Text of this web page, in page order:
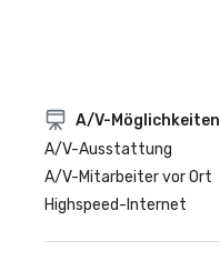
A/V-Möglichkeiten
A/V-Ausstattung
A/V-Mitarbeiter vor Ort
Highspeed-Internet